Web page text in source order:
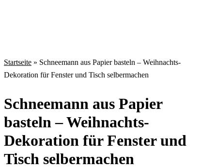
Startseite » Schneemann aus Papier basteln – Weihnachts-
Dekoration für Fenster und Tisch selbermachen
Schneemann aus Papier
basteln – Weihnachts-
Dekoration für Fenster und
Tisch selbermachen